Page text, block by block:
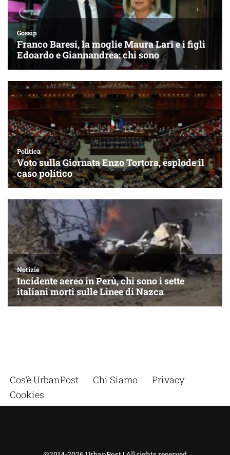
Cos’è UrbanPost Chi Siamo
Privacy
Cookies